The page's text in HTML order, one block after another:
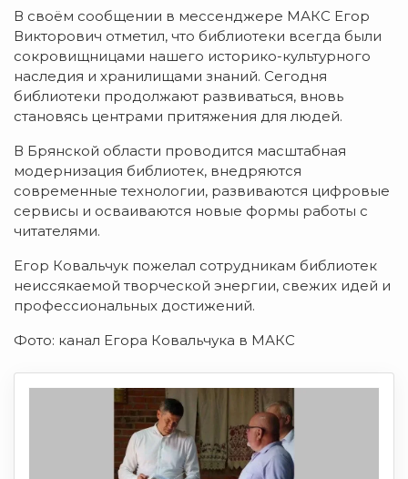
В своём сообщении в мессенджере МАКС Егор
Викторович отметил, что библиотеки всегда были
сокровищницами нашего историко-культурного
наследия и хранилищами знаний. Сегодня
библиотеки продолжают развиваться, вновь
становясь центрами притяжения для людей.
В Брянской области проводится масштабная
модернизация библиотек, внедряются
современные технологии, развиваются цифровые
сервисы и осваиваются новые формы работы с
читателями.
Егор Ковальчук пожелал сотрудникам библиотек
неиссякаемой творческой энергии, свежих идей и
профессиональных достижений.
Фото: канал Егора Ковальчука в МАКС